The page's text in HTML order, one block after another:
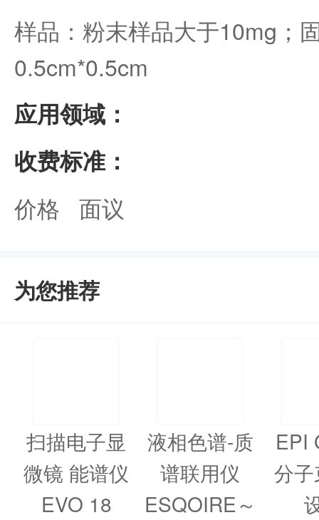
样品：粉末样品大于10mg；
0.5cm*0.5cm
应用领域：
收费标准：
价格 面议
为您推荐
扫描电子显
微镜 能谱仪
EVO 18
液相色谱-质
谱联用仪
ESQOIRE～
EPI
分